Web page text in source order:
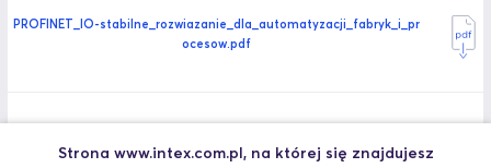
PROFINET_IO-stabilne_rozwiazanie_dla_automatyzacji_fabryk_i_pr
ocesow.pdf
Kontakt
Strona www.intex.com.pl, na której się znajdujesz